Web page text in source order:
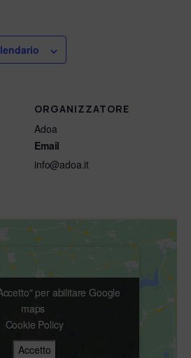
ORGANIZZATORE
Adoa
Email
info@adoa.it
per abilitare Google
maps
Cookie Policy
Accetto
per abilitare Google
maps
Cookie Policy
Accetto